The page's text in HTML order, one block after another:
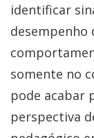
identificar
desempenho
somente no
pode acabar
perspectiva